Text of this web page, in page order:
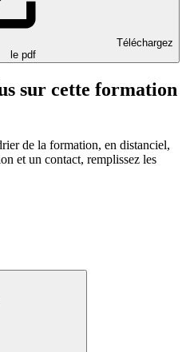
Téléchargez
le pdf
sur cette formation
de la formation, en distanciel,
et un contact, remplissez les